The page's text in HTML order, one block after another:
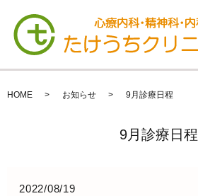
HOME お知らせ 9月診療日程
9月診療日程
2022/08/19